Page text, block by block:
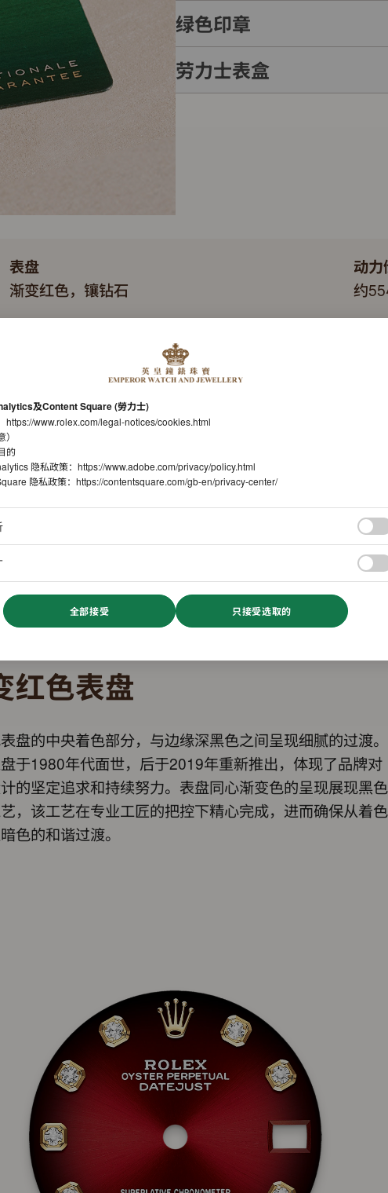
绿色印章
每只劳力士腕表均附有全球五年保用
劳力士表盒
表盘
渐变红色，镶钻石
元首型（President），三格拱形链节
自动上链机械恒动机芯
机芯型号
劳力士2236型机芯
动
约
超
（
红色表盘
盘的中央着色部分，与边缘深黑色之间呈现细腻的过渡。
于1980年代面世，后于2019年重新推出，体现了品牌对
的坚定追求和持续努力。表盘同心渐变色的呈现展现黑色
，该工艺在专业工匠的把控下精心完成，进而确保从着色
色的和谐过渡。
及Content Square (勞力士)
https://www.rolex.com/legal-notices/cookies.html
的
隐私政策： https://www.adobe.com/privacy/policy.html
隐私政策： https://contentsquare.com/gb-en/privacy-center/
全部接受 只接受选取的